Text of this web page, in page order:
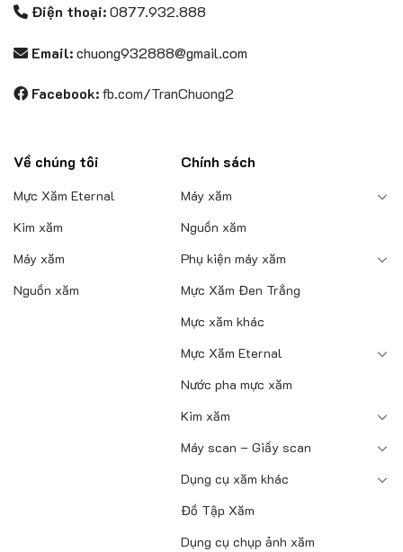
có
được
trên
Điện thoại:0877.932.888
Email:chuong932888@gmail.com
Facebook:fb.com/TranChuong2
Về chúng tôi
Mực Xăm Eternal
Kim xăm
Máy xăm
Nguồn xăm
Chính sách
Máy xăm
Nguồn xăm
Phụ kiện máy xăm
Mực Xăm Đen Trắng
Mực xăm khác
Mực Xăm Eternal
Nước pha mực xăm
Kim xăm
Máy scan – Giấy scan
Dụng cụ xăm khác
Đồ Tập Xăm
Dụng cụ chụp ảnh xăm